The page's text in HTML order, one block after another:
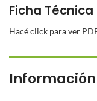
Ficha Técnica
Hacé click para ver